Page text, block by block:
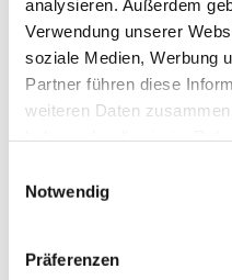
analysieren. Außerdem
Verwendung unserer
soziale Medien, Werbung
Partner führen diese
weiteren Daten
Notwendig
Präferenzen